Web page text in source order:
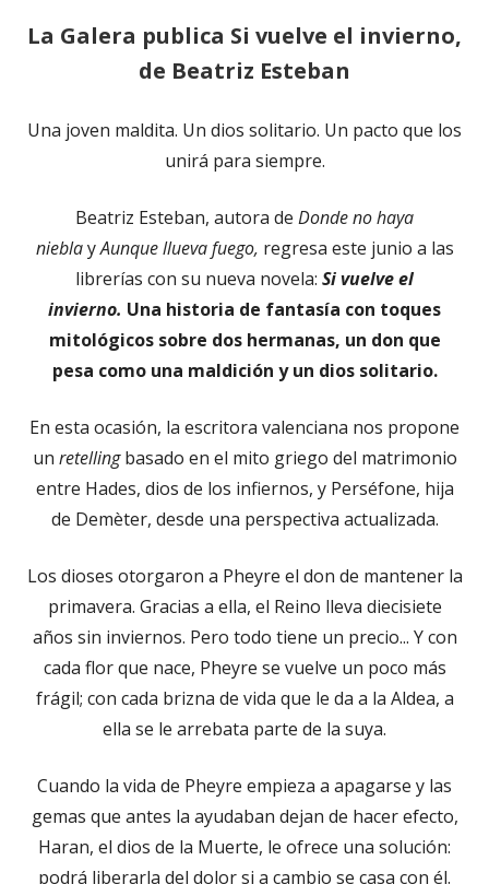
La Galera publica Si vuelve el invierno,
de Beatriz Esteban
Una joven maldita. Un dios solitario. Un pacto que los
unirá para siempre.
Beatriz Esteban, autora de Donde no haya
nieblayAunque llueva fuego, regresa este junio a las
librerías con su nueva novela: Si vuelve el
invierno. Una historia de fantasía con toques
mitológicos sobre dos hermanas, un don que
pesa como una maldición y un dios solitario.
En esta ocasión, la escritora valenciana nos propone
un retellingbasado en el mito griego del matrimonio
entre Hades, dios de los infiernos, y Perséfone, hija
de Demèter, desde una perspectiva actualizada.
Los dioses otorgaron a Pheyre el don de mantener la
primavera. Gracias a ella, el Reino lleva diecisiete
años sin inviernos. Pero todo tiene un precio... Y con
cada flor que nace, Pheyre se vuelve un poco más
frágil; con cada brizna de vida que le da a la Aldea, a
ella se le arrebata parte de la suya.
Cuando la vida de Pheyre empieza a apagarse y las
gemas que antes la ayudaban dejan de hacer efecto,
Haran, el dios de la Muerte, le ofrece una solución:
podrá liberarla del dolor si a cambio se casa con él.